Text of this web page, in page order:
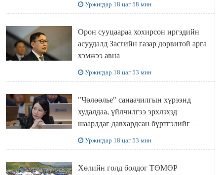
Уржигдар 18 цаг 58 мин
Орон сууцаараа хохирсон иргэдийн
асуудалд Засгийн газар дорвитой арга
хэмжээ авна
Уржигдар 18 цаг 53 мин
"Чөлөөлье" санаачилгын хүрээнд
худалдаа, үйлчилгээ эрхлэхэд
шаарддаг давхардсан бүртгэлийг
Уржигдар 18 цаг 53 мин
Хөлийн голд болдог ТӨМӨР